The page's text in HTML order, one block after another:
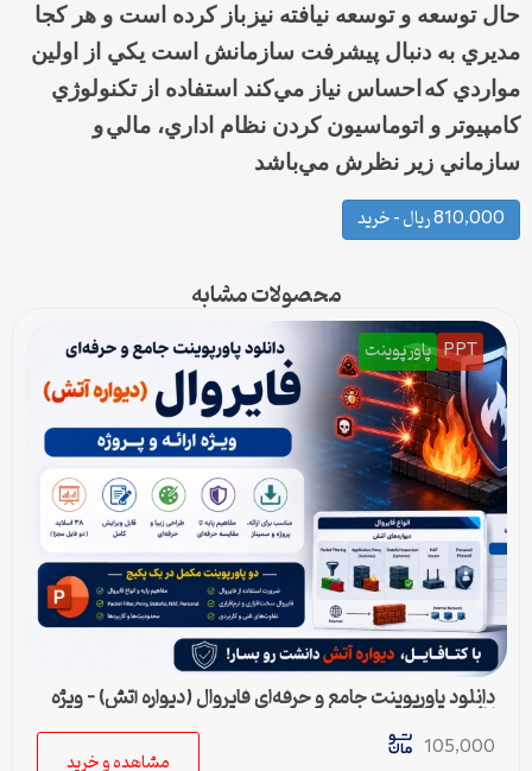
حال توسعه و توسعه نيافته نيز باز كرده است و هر كجا
مديري به دنبال پيشرفت سازمانش است يكي از اولين
مواردي كه احساس نياز مي‌كند استفاده از تكنولوژي
كامپيوتر و اتوماسيون كردن نظام اداري، ماليو
سازماني زير نظرش مي‌باشد
810,000 ریال – خرید
محصولات مشابه
PPT پاورپوینت
دانلود پاورپوینت جامع و حرفه‌ای فایروال (دیواره آتش) – ویژه
ارائه و پروژه
105,000
مشاهده و خرید